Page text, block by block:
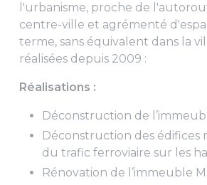
l'urbanisme, proche de
centre-ville et agrémenté
terme, sans équivalent dans la
réalisées depuis 2009 :
Réalisations :
Déconstruction de
Déconstruction des édifices
du trafic ferroviaire sur les
Rénovation de l’immeuble